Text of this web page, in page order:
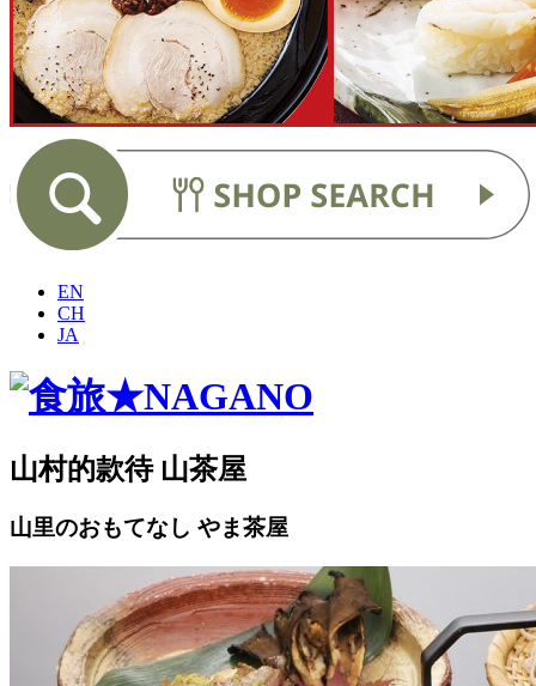
EN
CH
JA
山村的款待 山茶屋
山里のおもてなし やま茶屋